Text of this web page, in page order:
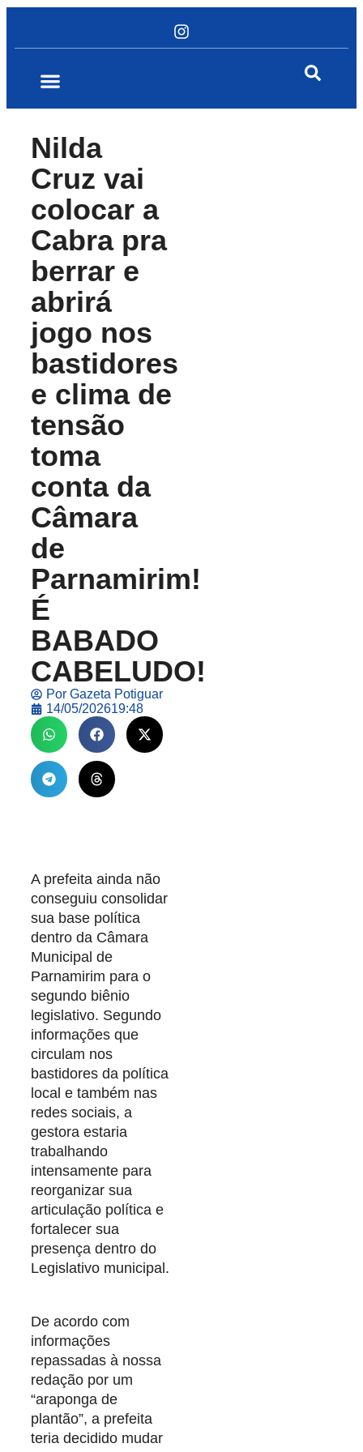
Nilda
Cruz vai
colocar a
Cabra pra
berrar e
abrirá
jogo nos
bastidores
e clima de
tensão
toma
conta da
Câmara
de
Parnamirim!
É
BABADO
CABELUDO!
Por Gazeta Potiguar
14/05/202619:48
A prefeita ainda não
conseguiu consolidar
sua base política
dentro da Câmara
Municipal de
Parnamirim para o
segundo biênio
legislativo. Segundo
informações que
circulam nos
bastidores da política
local e também nas
redes sociais, a
gestora estaria
trabalhando
intensamente para
reorganizar sua
articulação política e
fortalecer sua
presença dentro do
Legislativo municipal.
De acordo com
informações
repassadas à nossa
redação por um
“araponga de
plantão”, a prefeita
teria decidido mudar